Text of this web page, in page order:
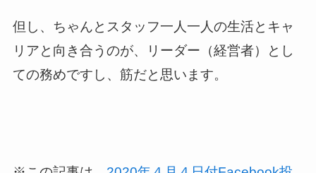
但し、ちゃんとスタッフ一人一人の生活とキャ
リアと向き合うのが、リーダー（経営者）とし
ての務めですし、筋だと思います。